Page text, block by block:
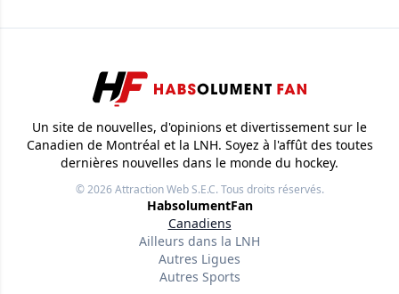
Un site de nouvelles, d'opinions et divertissement sur le
Canadien de Montréal et la LNH. Soyez à l'affût des toutes
dernières nouvelles dans le monde du hockey.
© 2026Attraction Web S.E.C.Tous droits réservés.
HabsolumentFan
Canadiens
Ailleurs dans la LNH
Autres Ligues
Autres Sports